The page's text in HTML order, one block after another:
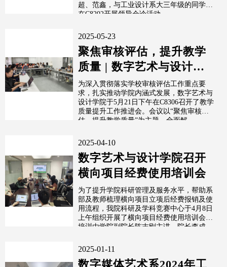
超、范鑫，与工业设计系大三年级的同学，
在C8202开展领导会诊活动。
2025-05-23
聚焦审核评估，提升教学
质量 | 数字艺术与设计学
院召开教学质量提升工作
推进会
为深入贯彻落实学校审核评估工作重点要
求，扎实推动学院内涵式发展，数字艺术与
设计学院于5月21日下午在C8306召开了教学
质量提升工作推进会。会议以“聚焦审核评
估，提升教学质量”为主题，全面解...
2025-04-10
数字艺术与设计学院召开
横向项目经费使用培训会
为了提升学院科研管理及服务水平，帮助系
部及教师梳理横向项目立项后经费报销及使
用流程，我院科研及学科竞赛中心于4月8日
上午组织开展了横向项目经费使用培训会。
培训由学院副院长陈志刚主讲，院长李成...
2025-01-11
数字媒体艺术系2024年工